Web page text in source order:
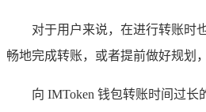
对于用户来说，在进行转账时
畅地完成转账，或者提前做好规划
向 IMToken 钱包转账时间过